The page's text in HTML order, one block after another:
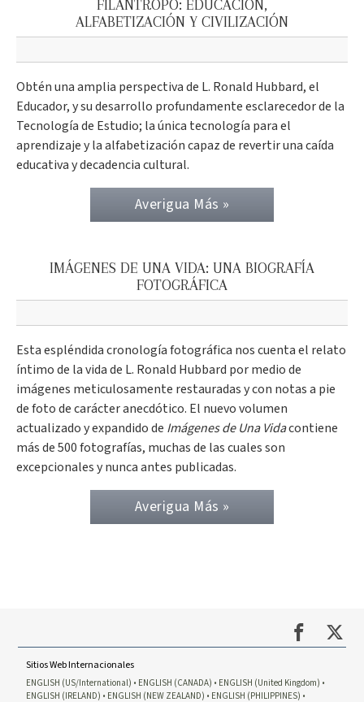
FILÁNTROPO: EDUCACIÓN,
ALFABETIZACIÓN Y CIVILIZACIÓN
Obtén una amplia perspectiva de L. Ronald Hubbard, el
Educador, y su desarrollo profundamente esclarecedor de la
Tecnología de Estudio; la única tecnología para el
aprendizaje y la alfabetización capaz de revertir una caída
educativa y decadencia cultural.
Averigua Más »
IMÁGENES DE UNA VIDA: UNA BIOGRAFÍA
FOTOGRÁFICA
Esta espléndida cronología fotográfica nos cuenta el relato
íntimo de la vida de L. Ronald Hubbard por medio de
imágenes meticulosamente restauradas y con notas a pie
de foto de carácter anecdótico. El nuevo volumen
actualizado y expandido de Imágenes de Una Vidacontiene
más de 500 fotografías, muchas de las cuales son
excepcionales y nunca antes publicadas.
Averigua Más »
Sitios Web Internacionales
ENGLISH (US/International) ENGLISH (CANADA)
ENGLISH (United Kingdom)
ENGLISH (IRELAND)
ENGLISH (NEW ZEALAND) ENGLISH (PHILIPPINES)